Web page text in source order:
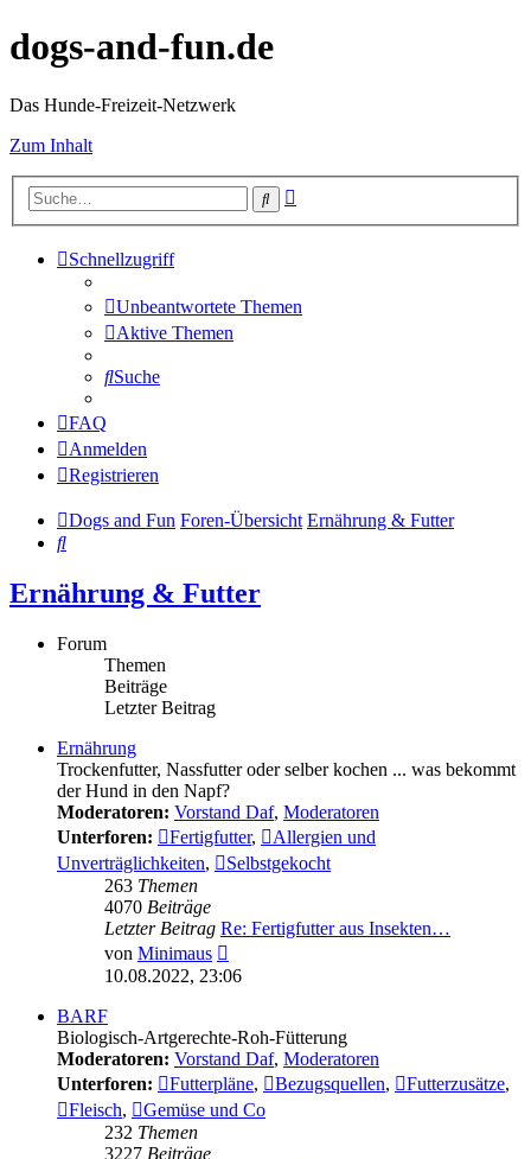
dogs-and-fun.de
Das Hunde-Freizeit-Netzwerk
Zum Inhalt
Suche
Schnellzugriff
Unbeantwortete Themen
Aktive Themen
Suche
FAQ
Anmelden
Registrieren
Dogs and Fun Foren-Übersicht Ernährung & Futter
Suche
Ernährung & Futter
Forum
Themen
Beiträge
Letzter Beitrag
Ernährung
Trockenfutter, Nassfutter oder selber kochen ... was bekommt
der Hund in den Napf?
Moderatoren: Vorstand Daf, Moderatoren
Unterforen:
Fertigfutter,
Allergien und
Unverträglichkeiten,
Selbstgekocht
263 Themen
4070 Beiträge
Letzter Beitrag Re: Fertigfutter aus Insekten…
von Minimaus
Beitrag
10.08.2022, 23:06
BARF
Biologisch-Artgerechte-Roh-Fütterung
Moderatoren: Vorstand Daf, Moderatoren
Unterforen:
Futterpläne, Bezugsquellen, Futterzusätze,
Fleisch,
Gemüse und Co
232 Themen
3227 Beiträge